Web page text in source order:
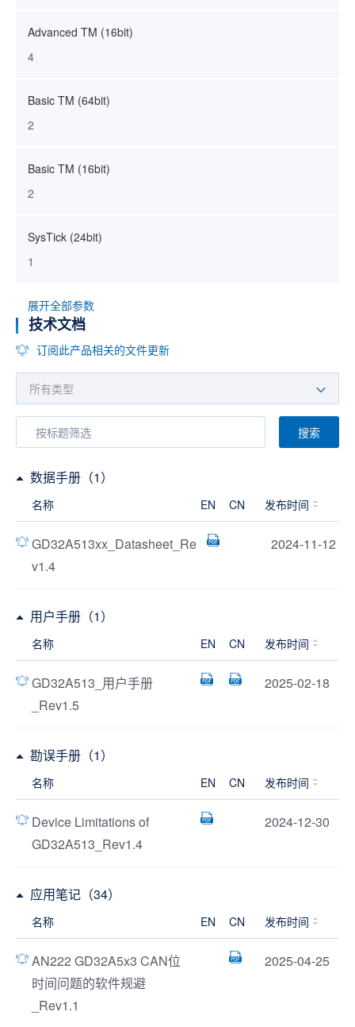
Advanced TM (16bit)
4
Basic TM (64bit)
2
Basic TM (16bit)
2
SysTick (24bit)
1
展开全部参数
技术文档
订阅此产品相关的文件更新
搜索
数据手册（1）
名称 EN CN 发布时间
GD32A513xx_Datasheet_Re
v1.4
2024-11-12
用户手册（1）
名称 EN CN 发布时间
GD32A513_用户手册
_Rev1.5
2025-02-18
勘误手册（1）
名称 EN CN 发布时间
Device Limitations of
GD32A513_Rev1.4
2024-12-30
应用笔记（34）
名称 EN CN 发布时间
AN222 GD32A5x3 CAN位
时间问题的软件规避
_Rev1.1
2025-04-25